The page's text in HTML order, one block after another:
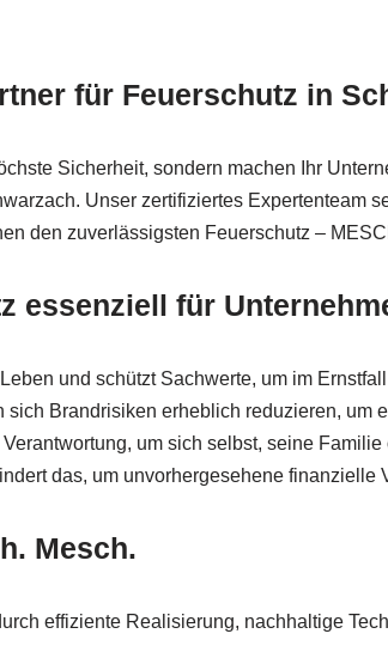
für Feuerschutz in
Sicherheit, sondern machen Ihr
Unser zertifiziertes Expertenteam
den zuverlässigsten Feuerschutz –
essenziell für
und schützt Sachwerte, um im
Brandrisiken erheblich reduzieren,
um sich selbst, seine
das, um unvorhergesehene
Mesch.
effiziente Realisierung, nachhaltige